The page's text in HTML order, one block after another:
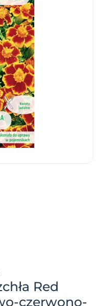
Red
czerwono-